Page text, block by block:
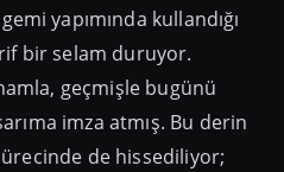
yapımında kullandığı
bir selam duruyor.
geçmişle bugünü
imza atmış. Bu derin
de hissediliyor;